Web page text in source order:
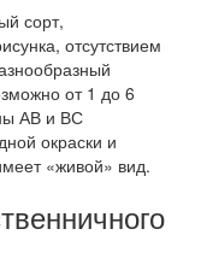
сорт,
отсутствием
от 1 до 6
АВ и ВС
окраски и
«живой» вид.